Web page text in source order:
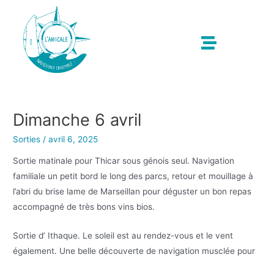
Dimanche 6 avril
Sorties /avril 6, 2025
Sortie matinale pour Thicar sous génois seul. Navigation
familiale un petit bord le long des parcs, retour et mouillage à
l’abri du brise lame de Marseillan pour déguster un bon repas
accompagné de très bons vins bios.
Sortie d’ Ithaque. Le soleil est au rendez-vous et le vent
également. Une belle découverte de navigation musclée pour